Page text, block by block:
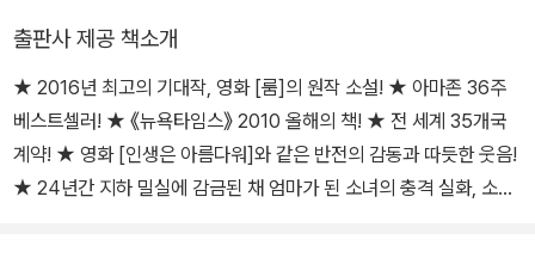
최고의 작가 부문 상 등 다수의 문학상을 수상했다. 또한 2010년 《뉴
최종 후보에 오르며 300만 부 가까이 판매되는 기염을 토했다. 또한
동명의 영화로도 제작되어 아카데미상, 골든 글로브상, 전미비평가협
회상 등 전 세계 영화제 50개 부문을 수상하며 폭발적인 인기를 얻었
다.
셰한 카루나틸라카의 《말리의 일곱 개의 달》, 줄리애나 배곳의 《우주
에 구멍을 내는 것은 슬픔만이 아니다》, 라이오넬 슈라이버의 《마니
아, 평등에 미친 시대》, 논픽션 《어둠 속으로 사라진 골든 스테이트
킬러》 등이 있다.
출판사 제공 책소개
★ 2016년 최고의 기대작, 영화 [룸]의 원작 소설! ★ 아마존 36주
베스트셀러! ★ 《뉴욕타임스》 2010 올해의 책! ★ 전 세계 35개국
계약! ★ 영화 [인생은 아름다워]와 같은 반전의 감동과 따듯한 웃음!
★ 24년간 지하 밀실에 감금된 채 엄마가 된 소녀의 충격 실화, 소설